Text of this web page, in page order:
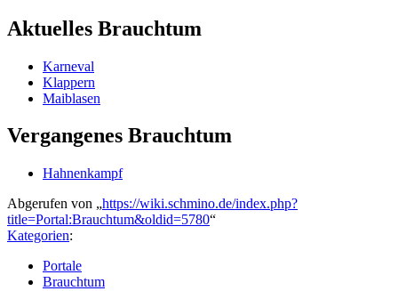
Aktuelles Brauchtum
Karneval
Klappern
Maiblasen
Vergangenes Brauchtum
Hahnenkampf
Abgerufen von „https://wiki.schmino.de/index.php?
title=Portal:Brauchtum&oldid=5780“
Kategorien:
Portale
Brauchtum